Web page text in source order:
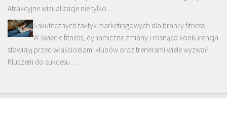
Atrakcyjne wizualizacje nie tylko …
5 skutecznych taktyk marketingowych dla branży fitness
W świecie fitness, dynamiczne zmiany i rosnąca konkurencja
stawiają przed właścicielami klubów oraz trenerami wiele wyzwań.
Kluczem do sukcesu …